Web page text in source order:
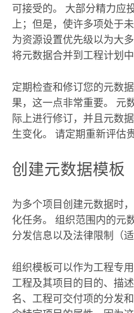
可接受的。 大部分精力应
上；但是，使许多项处于
为资源设置优先级以为大
将元数据合并到工程计划
定期检查和修订您的元数
果，这一点非常重要。 元
际上进行修订，并且元数
生变化。 请定期重新评估
创建元数据模板
为多个项目创建元数据时
化任务。 组织范围内的元
分发信息以及法律限制（
组织模板可以作为工程专
工程及其项目的目的、描
名、工程可交付项的分发